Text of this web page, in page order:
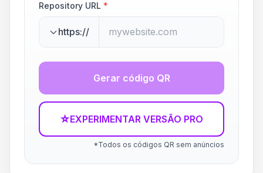
Repository URL *
https://
Gerar código QR
☆EXPERIMENTAR VERSÃO PRO
*Todos os códigos QR sem anúncios